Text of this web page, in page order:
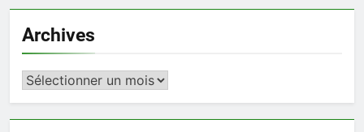
Archives
Archives